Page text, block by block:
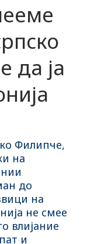
да ја
Филипче,
на
до
на
не смее
влијание
и